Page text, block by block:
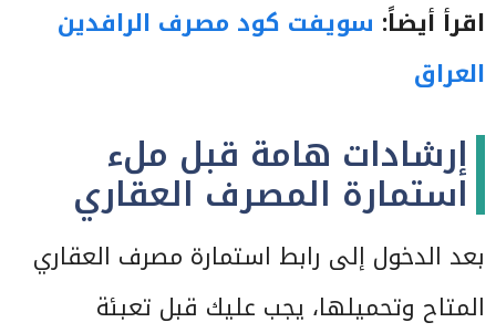
اقرأ أيضاً: سويفت كود مصرف الرافدين
العراق
إرشادات هامة قبل ملء
استمارة المصرف العقاري
بعد الدخول إلى رابط استمارة مصرف العقاري
المتاح وتحميلها، يجب عليك قبل تعبئة